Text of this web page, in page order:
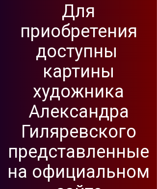
Для
приобретения
доступны
картины
художника
Александра
Гиляревского
представленные
на официальном